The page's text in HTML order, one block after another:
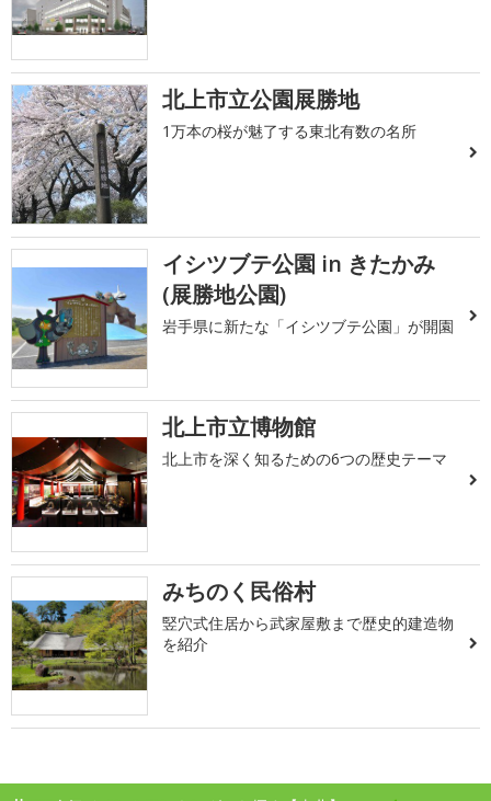
北上市立公園展勝地
1万本の桜が魅了する東北有数の名所
イシツブテ公園 in きたかみ
(展勝地公園)
岩手県に新たな「イシツブテ公園」が開園
北上市立博物館
北上市を深く知るための6つの歴史テーマ
みちのく民俗村
竪穴式住居から武家屋敷まで歴史的建造物
を紹介